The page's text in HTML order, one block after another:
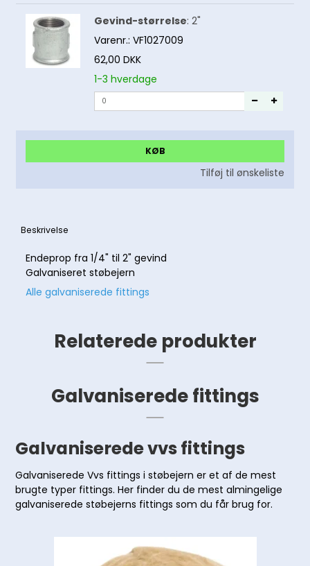
Gevind-størrelse: 2"
Varenr.: VF1027009
62,00 DKK
1-3 hverdage
KØB
Tilføj til ønskeliste
Beskrivelse
Endeprop fra 1/4" til 2" gevind
Galvaniseret støbejern
Alle galvaniserede fittings
Relaterede produkter
Galvaniserede fittings
Galvaniserede vvs fittings
Galvaniserede Vvs fittings i støbejern er et af de mest
brugte typer fittings. Her finder du de mest almingelige
galvaniserede støbejerns fittings som du får brug for.